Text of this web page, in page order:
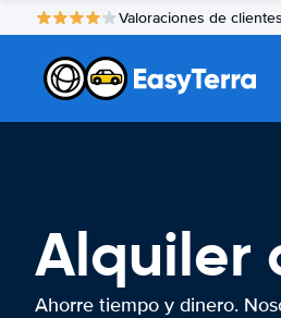
Valoraciones de clientes
Alquiler
Ahorre tiempo y dinero.